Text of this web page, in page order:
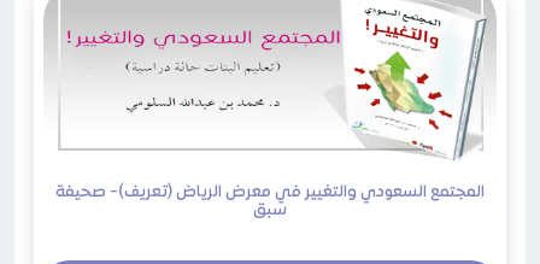
المجتمع السعودي والتغيير في معرض الرياض (تعريف)- صحيفة
سبق